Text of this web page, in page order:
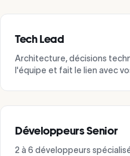
Tech Lead
Architecture, décisions
l'équipe et fait le lien avec
Développeurs Senior
2 à 6 développeurs